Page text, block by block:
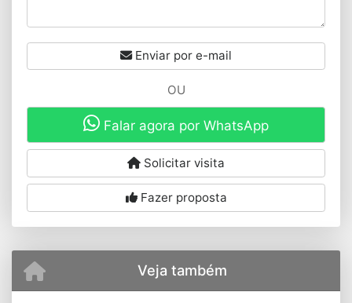
Enviar por e-mail
OU
Falar agora por WhatsApp
Solicitar visita
Fazer proposta
Veja também